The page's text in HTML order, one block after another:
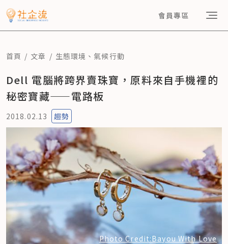
會員專區
首頁 文章 生態環境 、 氣候行動
Dell 電腦將跨界賣珠寶，原料來自手機裡的
秘密寶藏——電路板
2018.02.13 趨勢
Photo Credit:Bayou With Love